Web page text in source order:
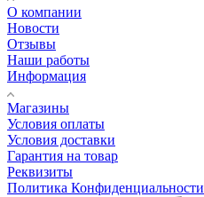
О компании
Новости
Отзывы
Наши работы
Информация
Магазины
Условия оплаты
Условия доставки
Гарантия на товар
Реквизиты
Политика Конфиденциальности